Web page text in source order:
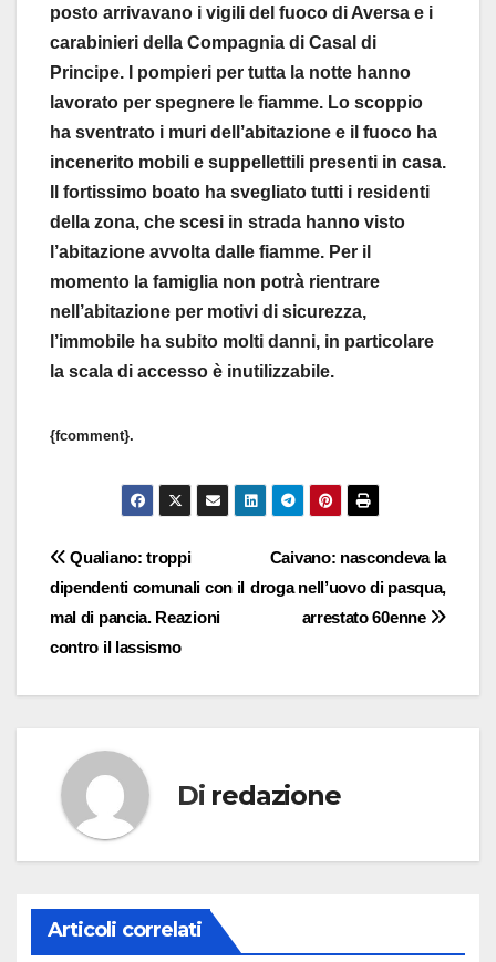
posto arrivavano i vigili del fuoco di Aversa e i
carabinieri della Compagnia di Casal di
Principe. I pompieri per tutta la notte hanno
lavorato per spegnere le fiamme. Lo scoppio
ha sventrato i muri dell’abitazione e il fuoco ha
incenerito mobili e suppellettili presenti in casa.
Il fortissimo boato ha svegliato tutti i residenti
della zona, che scesi in strada hanno visto
l’abitazione avvolta dalle fiamme. Per il
momento la famiglia non potrà rientrare
nell’abitazione per motivi di sicurezza,
l’immobile ha subito molti danni, in particolare
la scala di accesso è inutilizzabile.
{fcomment}.
Navigazione
articoli
Caivano: nascondeva la
droga nell’uovo di pasqua,
arrestato 60enne
Qualiano: troppi
dipendenti comunali con il
mal di pancia. Reazioni
contro il lassismo
Di redazione
Articoli correlati